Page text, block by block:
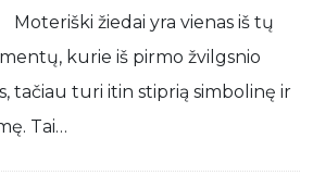
Moteriški žiedai yra vienas iš tų
kurie iš pirmo žvilgsnio
tačiau turi itin stiprią simbolinę ir
Tai…